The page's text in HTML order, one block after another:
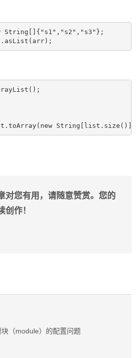
String[]{"s1","s2","s3"};
();
对您有用，请随意赞赏。您的
创作！
（module）的配置问题